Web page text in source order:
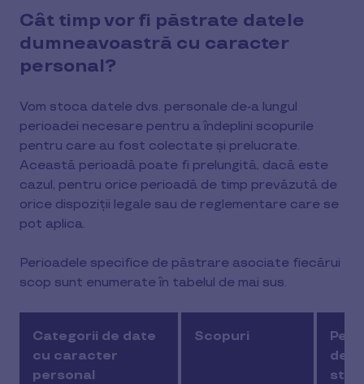
Cât timp vor fi păstrate datele
dumneavoastră cu caracter
personal?
Vom stoca datele dvs. personale de-a lungul
perioadei necesare pentru a îndeplini scopurile
pentru care au fost colectate și prelucrate.
Această perioadă poate fi prelungită, dacă este
cazul, pentru orice perioadă de timp prevăzută de
orice dispoziții legale sau de reglementare care se
pot aplica.
Perioadele specifice de păstrare asociate fiecărui
scop sunt enumerate în tabelul de mai sus.
Categorii de date
cu caracter
personal
Scopuri
de